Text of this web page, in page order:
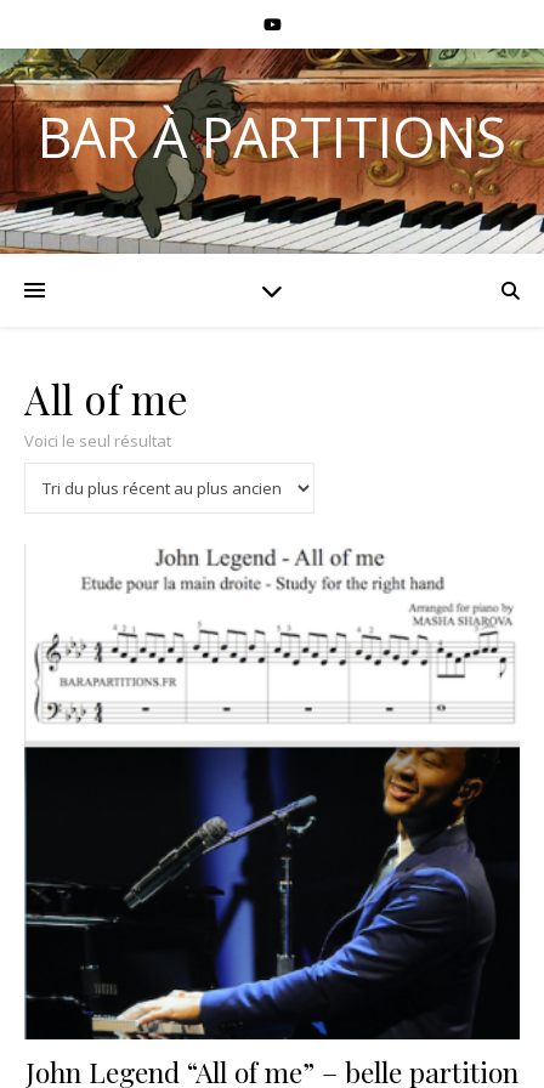
BAR À PARTITIONS
All of me
Voici le seul résultat
John Legend “All of me” – belle partition